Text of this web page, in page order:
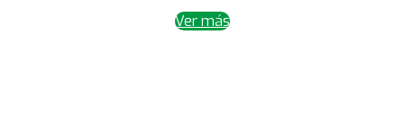
Ver más